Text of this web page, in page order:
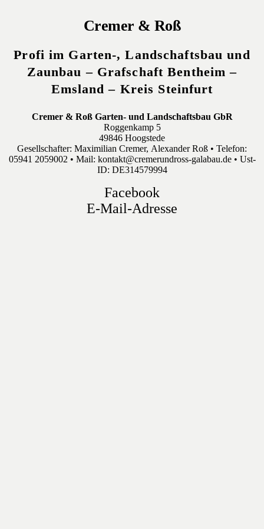
Cremer & Roß
Profi im Garten-, Landschaftsbau und
Zaunbau – Grafschaft Bentheim –
Emsland – Kreis Steinfurt
Cremer & Roß Garten- und Landschaftsbau GbR
Roggenkamp 5
49846 Hoogstede
Gesellschafter: Maximilian Cremer, Alexander Roß • Telefon:
05941 2059002 • Mail: kontakt@cremerundross-galabau.de • Ust-
ID: DE314579994
Facebook
E-Mail-Adresse